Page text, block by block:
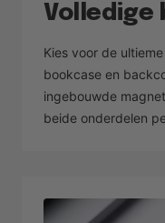
Volledige
Kies voor de
bookcase en
ingebouwde
beide onderdelen